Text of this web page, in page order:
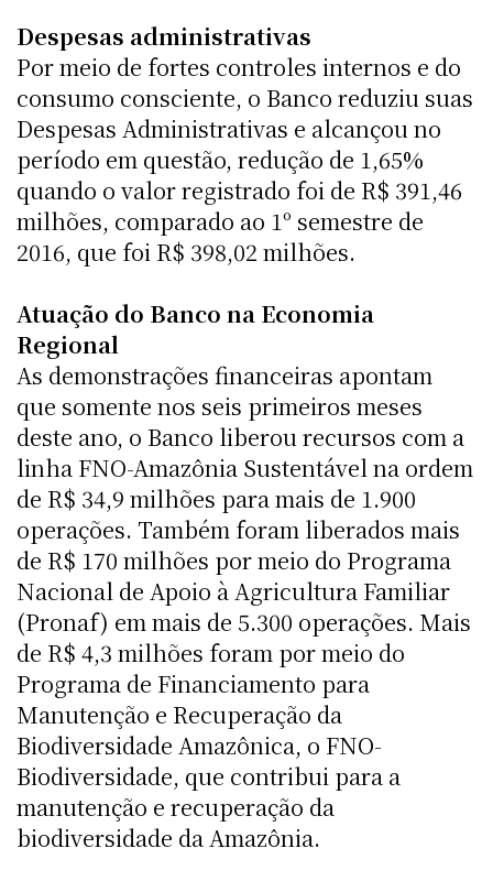
Despesas administrativas
Por meio de fortes controles internos e do
consumo consciente, o Banco reduziu suas
Despesas Administrativas e alcançou no
período em questão, redução de 1,65%
quando o valor registrado foi de R$ 391,46
milhões, comparado ao 1º semestre de
2016, que foi R$ 398,02 milhões.
Atuação do Banco na Economia
Regional
As demonstrações financeiras apontam
que somente nos seis primeiros meses
deste ano, o Banco liberou recursos com a
linha FNO-Amazônia Sustentável na ordem
de R$ 34,9 milhões para mais de 1.900
operações. Também foram liberados mais
de R$ 170 milhões por meio do Programa
Nacional de Apoio à Agricultura Familiar
(Pronaf) em mais de 5.300 operações. Mais
de R$ 4,3 milhões foram por meio do
Programa de Financiamento para
Manutenção e Recuperação da
Biodiversidade Amazônica, o FNO-
Biodiversidade, que contribui para a
manutenção e recuperação da
biodiversidade da Amazônia.